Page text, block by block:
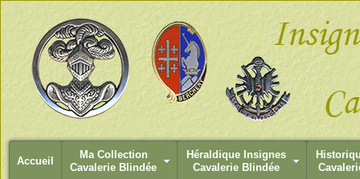
Accueil
Ma Collection
Cavalerie Blindée
Héraldique Insignes
Cavalerie Blindée